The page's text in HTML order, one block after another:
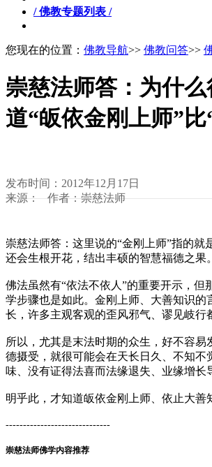
/ 佛教专题列表 /
您现在的位置： 佛教导航>> 佛教问答>>
崇慈法师答：为什
道“皈依金刚上师”
发布时间：2012年12月17日
来源： 作者：崇慈法师
崇慈法师答：这里说的“金刚上师”指的
还会生根开花，结出丰硕的智慧福德之果。
佛法虽然有“依法不依人”的重要开示，
学步骤也是如此。金刚上师、大善知识
长，许多主观客观的歪风邪气、谬见岐行
所以，尤其是末法时期的众生，好不容
德摄受，就很可能会在天长日久、不知
味、没有证得法喜而法缘退失、业缘增长
明乎此，才知道皈依金刚上师、依止大善
------------------------------
崇慈法师佛学内容推荐